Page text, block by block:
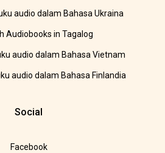
audio dalam Bahasa Ukraina
Audiobooks in Tagalog
audio dalam Bahasa Vietnam
audio dalam Bahasa Finlandia
Social
Facebook